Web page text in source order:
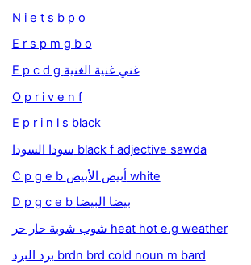
N i e t s b p o
E r s p m g b o
E p c d g غني غنية الغنية
O p r i v e n f
E p r i n l s black
سودا السودا black f adjective sawda
C p g e b أبيض الأبيض white
D p g c e b بيضا البيضا
شوب شوبة حار حر heat hot e.g weather
برد البرد brdn brd cold noun m bard